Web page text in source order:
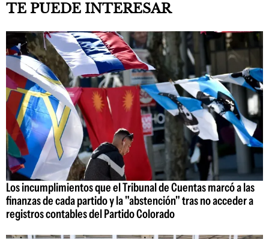
TE PUEDE INTERESAR
Los incumplimientos que el Tribunal de Cuentas marcó a las
finanzas de cada partido y la "abstención" tras no acceder a
registros contables del Partido Colorado